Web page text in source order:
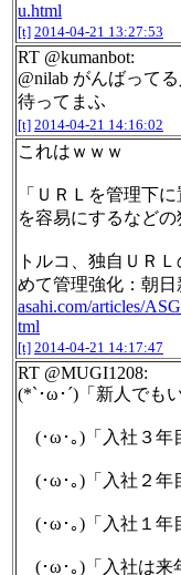
u.html
[t] 2014-04-21 13:27:53
RT @kumanbot:
@nilab がんばって
待ってまふ
[t] 2014-04-21 14:16:02
これはｗｗｗ
「ＵＲＬを管理下
を容易にするなどの
トルコ、独自ＵＲ
めて管理強化：朝
asahi.com/articles/
tml
[t] 2014-04-21 14:17:47
RT @MUGI1208:
(*`･ω･´)「新人でも
(･ω･｡)「入社３年
(･ω･｡)「入社２年
(･ω･｡)「入社１年
(･ω･｡)「入社は来